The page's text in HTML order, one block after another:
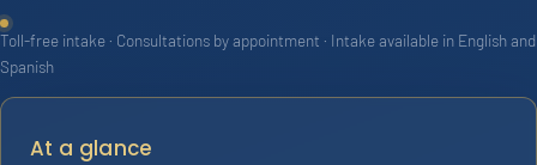
Toll-free intake · Consultations by appointment · Intake available in English and
Spanish
At a glance